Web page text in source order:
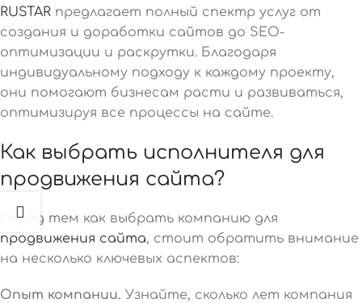
RUSTAR предлагает полный спектр услуг от
создания и доработки сайтов до SEO-
оптимизации и раскрутки. Благодаря
индивидуальному подходу к каждому проекту,
они помогают бизнесам расти и развиваться,
оптимизируя все процессы на сайте.
Как выбрать исполнителя для
продвижения сайта?
Перед тем как выбрать компанию для
продвижения сайта, стоит обратить внимание
на несколько ключевых аспектов:
Опыт компании. Узнайте, сколько лет компания